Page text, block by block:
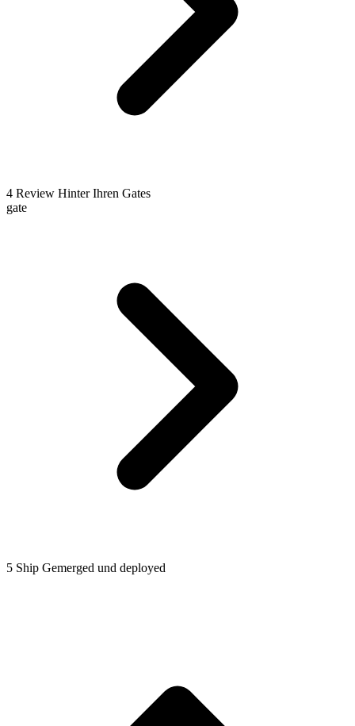
4 Review Hinter Ihren Gates
gate
5 Ship Gemerged und deployed